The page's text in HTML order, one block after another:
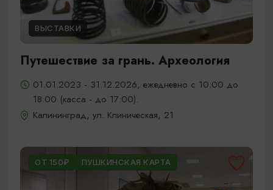
ВЫСТАВКИ
Путешествие за грань. Археология
01.01.2023 - 31.12.2026, ежедневно с 10:00 до
18:00 (касса - до 17:00).
Калининград, ул. Клиническая, 21
ОТ 150₽ ПУШКИНСКАЯ КАРТА